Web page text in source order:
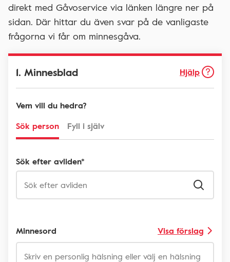
direkt med Gåvoservice via länken längre ner på
sidan. Där hittar du även svar på de vanligaste
frågorna vi får om minnesgåva.
1. Minnesblad Hjälp
Vem vill du hedra?
Sök person
Fyll i själv
Sök efter avliden*
Minnesord Visa förslag